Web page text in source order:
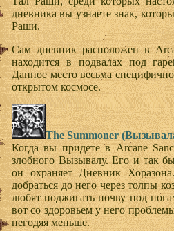
дневника вы узнаете знак,
Раши.
Сам дневник расположен в
находится в подвалах под
Данное место весьма
открытом космосе.
The Summoner
Когда вы придете в Arcane
злобного Вызывалу. Его и так
он охраняет Дневник
добраться до него через толпы
любят поджигать почву под
вот со здоровьем у него
негодяя меньше.